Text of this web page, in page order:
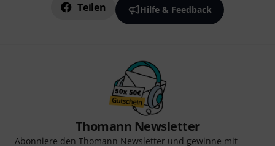
Teilen Hilfe & Feedback
Thomann Newsletter
Abonniere den Thomann Newsletter und gewinne mit